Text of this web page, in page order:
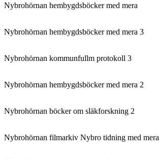
Nybrohörnan hembygdsböcker med mera
Nybrohörnan hembygdsböcker med mera 3
Nybrohörnan kommunfullm protokoll 3
Nybrohörnan hembygdsböcker med mera 2
Nybrohörnan böcker om släkforskning 2
Nybrohörnan filmarkiv Nybro tidning med mera